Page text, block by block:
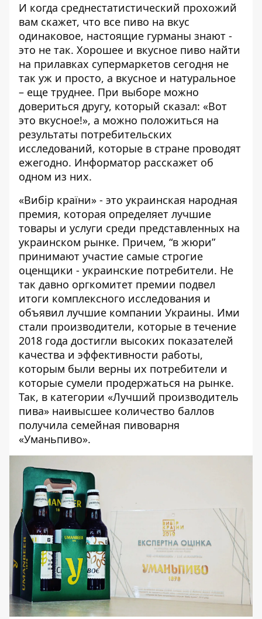
И когда среднестатистический прохожий
вам скажет, что все пиво на вкус
одинаковое, настоящие гурманы знают -
это не так. Хорошее и вкусное пиво найти
на прилавках супермаркетов сегодня не
так уж и просто, а вкусное и натуральное
– еще труднее. При выборе можно
довериться другу, который сказал: «Вот
это вкусное!», а можно положиться на
результаты потребительских
исследований, которые в стране проводят
ежегодно. Информатор расскажет об
одном из них.
«Вибір країни» - это украинская народная
премия, которая определяет лучшие
товары и услуги среди представленных на
украинском рынке. Причем, “в жюри”
принимают участие самые строгие
оценщики - украинские потребители. Не
так давно оргкомитет премии подвел
итоги комплексного исследования и
объявил лучшие компании Украины. Ими
стали производители, которые в течение
2018 года достигли высоких показателей
качества и эффективности работы,
которым были верны их потребители и
которые сумели продержаться на рынке.
Так, в категории «Лучший производитель
пива» наивысшее количество баллов
получила семейная пивоварня
«Уманьпиво».